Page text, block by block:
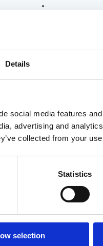
Details
social media features
advertising and
collected from your
Statistics
selection